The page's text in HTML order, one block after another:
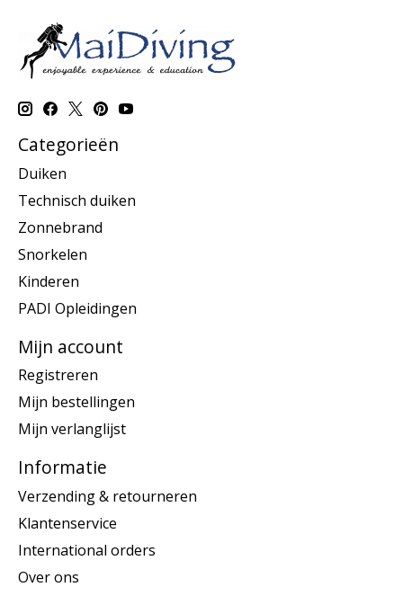
Categorieën
Duiken
Technisch duiken
Zonnebrand
Snorkelen
Kinderen
PADI Opleidingen
Mijn account
Registreren
Mijn bestellingen
Mijn verlanglijst
Informatie
Verzending & retourneren
Klantenservice
International orders
Over ons